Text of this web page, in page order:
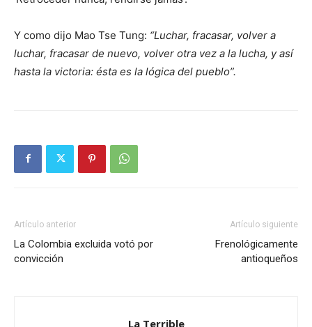
Y como dijo Mao Tse Tung: “Luchar, fracasar, volver a
luchar, fracasar de nuevo, volver otra vez a la lucha, y así
hasta la victoria: ésta es la lógica del pueblo”.
Artículo anterior
La Colombia excluida votó por
convicción
Artículo siguiente
Frenológicamente
antioqueños
La Terrible